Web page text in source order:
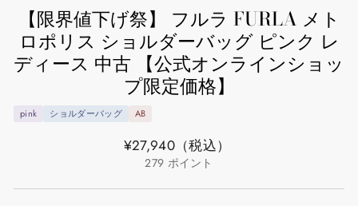
【限界値下げ祭】 フルラ FURLA メト
ロポリス ショルダーバッグ ピンク レ
ディース 中古 【公式オンラインショッ
プ限定価格】
pink ショルダーバッグ AB
通
¥27,940（税込）
279 ポイント